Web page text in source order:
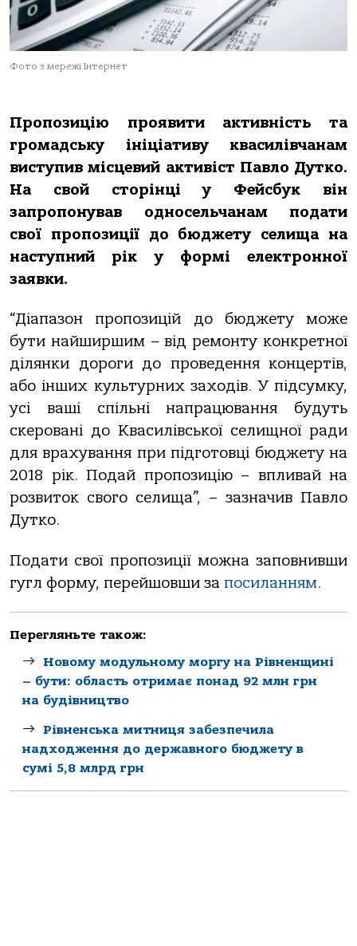
Фото з мережі Інтернет
Пропозицію проявити активність та
громадську ініціативу квасилівчанам
виступив місцевий активіст Павло Дутко.
На свой сторінці у Фейсбук він
запропонував односельчанам подати
свої пропозиції до бюджету селища на
наступний рік у формі електронної
заявки.
“Діапазон пропозицій до бюджету може
бути найширшим – від ремонту конкретної
ділянки дороги до проведення концертів,
або інших культурних заходів. У підсумку,
усі ваші спільні напрацювання будуть
скеровані до Квасилівської селищної ради
для врахування при підготовці бюджету на
2018 рік. Подай пропозицію – впливай на
розвиток свого селища”, – зазначив Павло
Дутко.
Подати свої пропозиції можна заповнивши
гугл форму, перейшовши за посиланням.
Перегляньте також:
Новому модульному моргу на Рівненщині
– бути: область отримає понад 92 млн грн
на будівництво
Рівненська митниця забезпечила
надходження до державного бюджету в
сумі 5,8 млрд грн